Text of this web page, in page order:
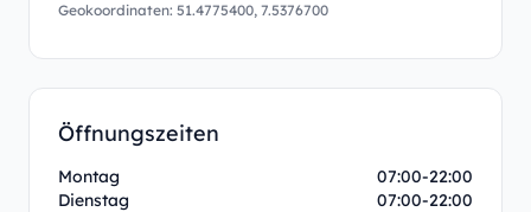
Geokoordinaten: 51.4775400, 7.5376700
Öffnungszeiten
Montag
07:00-22:00
Dienstag
07:00-22:00